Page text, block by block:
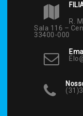
R.
Sala 116 –
33400-000